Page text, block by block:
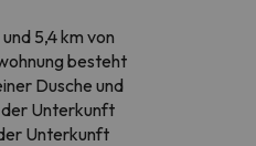
5,4 km von
besteht
Dusche und
der Unterkunft
Unterkunft